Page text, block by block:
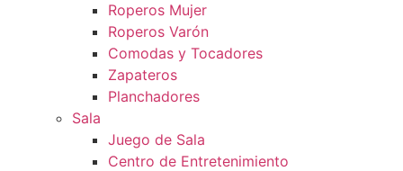
Roperos Mujer
Roperos Varón
Comodas y Tocadores
Zapateros
Planchadores
Sala
Juego de Sala
Centro de Entretenimiento